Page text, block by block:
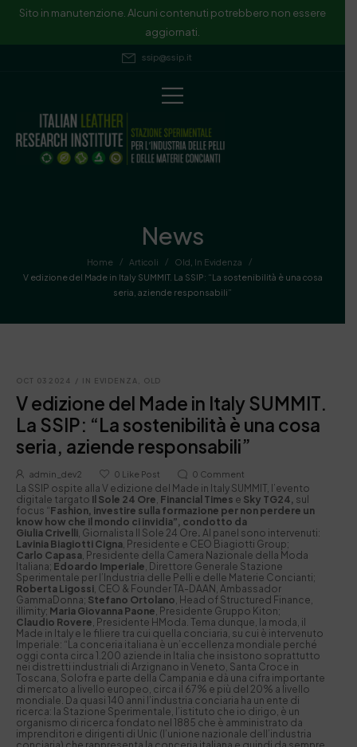
Sito in manutenzione. Alcuni contenuti potrebbero non essere
aggiornati.
ssip@ssip.it
News
Home / Articoli / Old In Evidenza
/
V edizione del Made in Italy SUMMIT. La SSIP: “La sostenibilità è una cosa
seria, aziende responsabili”
OCT 03 2024 / IN EVIDENZA, OLD
V edizione del Made in Italy SUMMIT.
La SSIP: “La sostenibilità è una cosa
seria, aziende responsabili”
admin_dev2 0 Like Post 0 Comment
La SSIP ospite alla V edizione del Made in Italy SUMMIT, l’evento
digitale targato Il Sole 24 Ore, Financial Times e Sky TG24, sul
focus “Fashion, investire sulla formazione per non perdere un
know how che il mondo ci invidia”, condotto da
Giulia Crivelli, Giornalista Il Sole 24 Ore. Al panel sono intervenuti:
Lavinia Biagiotti Cigna, Presidente e CEO Biagiotti Group;
Carlo Capasa, Presidente della Camera Nazionale della Moda
Italiana; Edoardo Imperiale, Direttore Generale Stazione
Sperimentale per l’Industria delle Pelli e delle Materie Concianti;
Roberta Ligossi, CEO & Founder TA-DAAN, Ambassador
GammaDonna; Stefano Ortolano, Head of Structured Finance,
illimity; Maria Giovanna Paone, Presidente Gruppo Kiton;
Claudio Rovere, Presidente HModa. Tema dunque, la moda, il
Made in Italy e le filiere tra cui quella conciaria, su cui è intervenuto
Imperiale: “La conceria italiana è un’eccellenza mondiale perché
oggi conta circa 1.200 aziende in Italia che insistono soprattutto
nei distretti industriali di Arzignano in Veneto, Santa Croce in
Toscana, Solofra e parte della Campania e dà una cifra importante
di mercato a livello europeo, circa il 67% e più del 20% a livello
mondiale. Da quasi 140 anni l’industria conciaria ha un ente di
ricerca: la Stazione Sperimentale, l’istituto che io dirigo, è un
organismo di ricerca fondato nel 1885 che è amministrato da
imprenditori e dirigenti di Unic (l’unione nazionale dell’industria